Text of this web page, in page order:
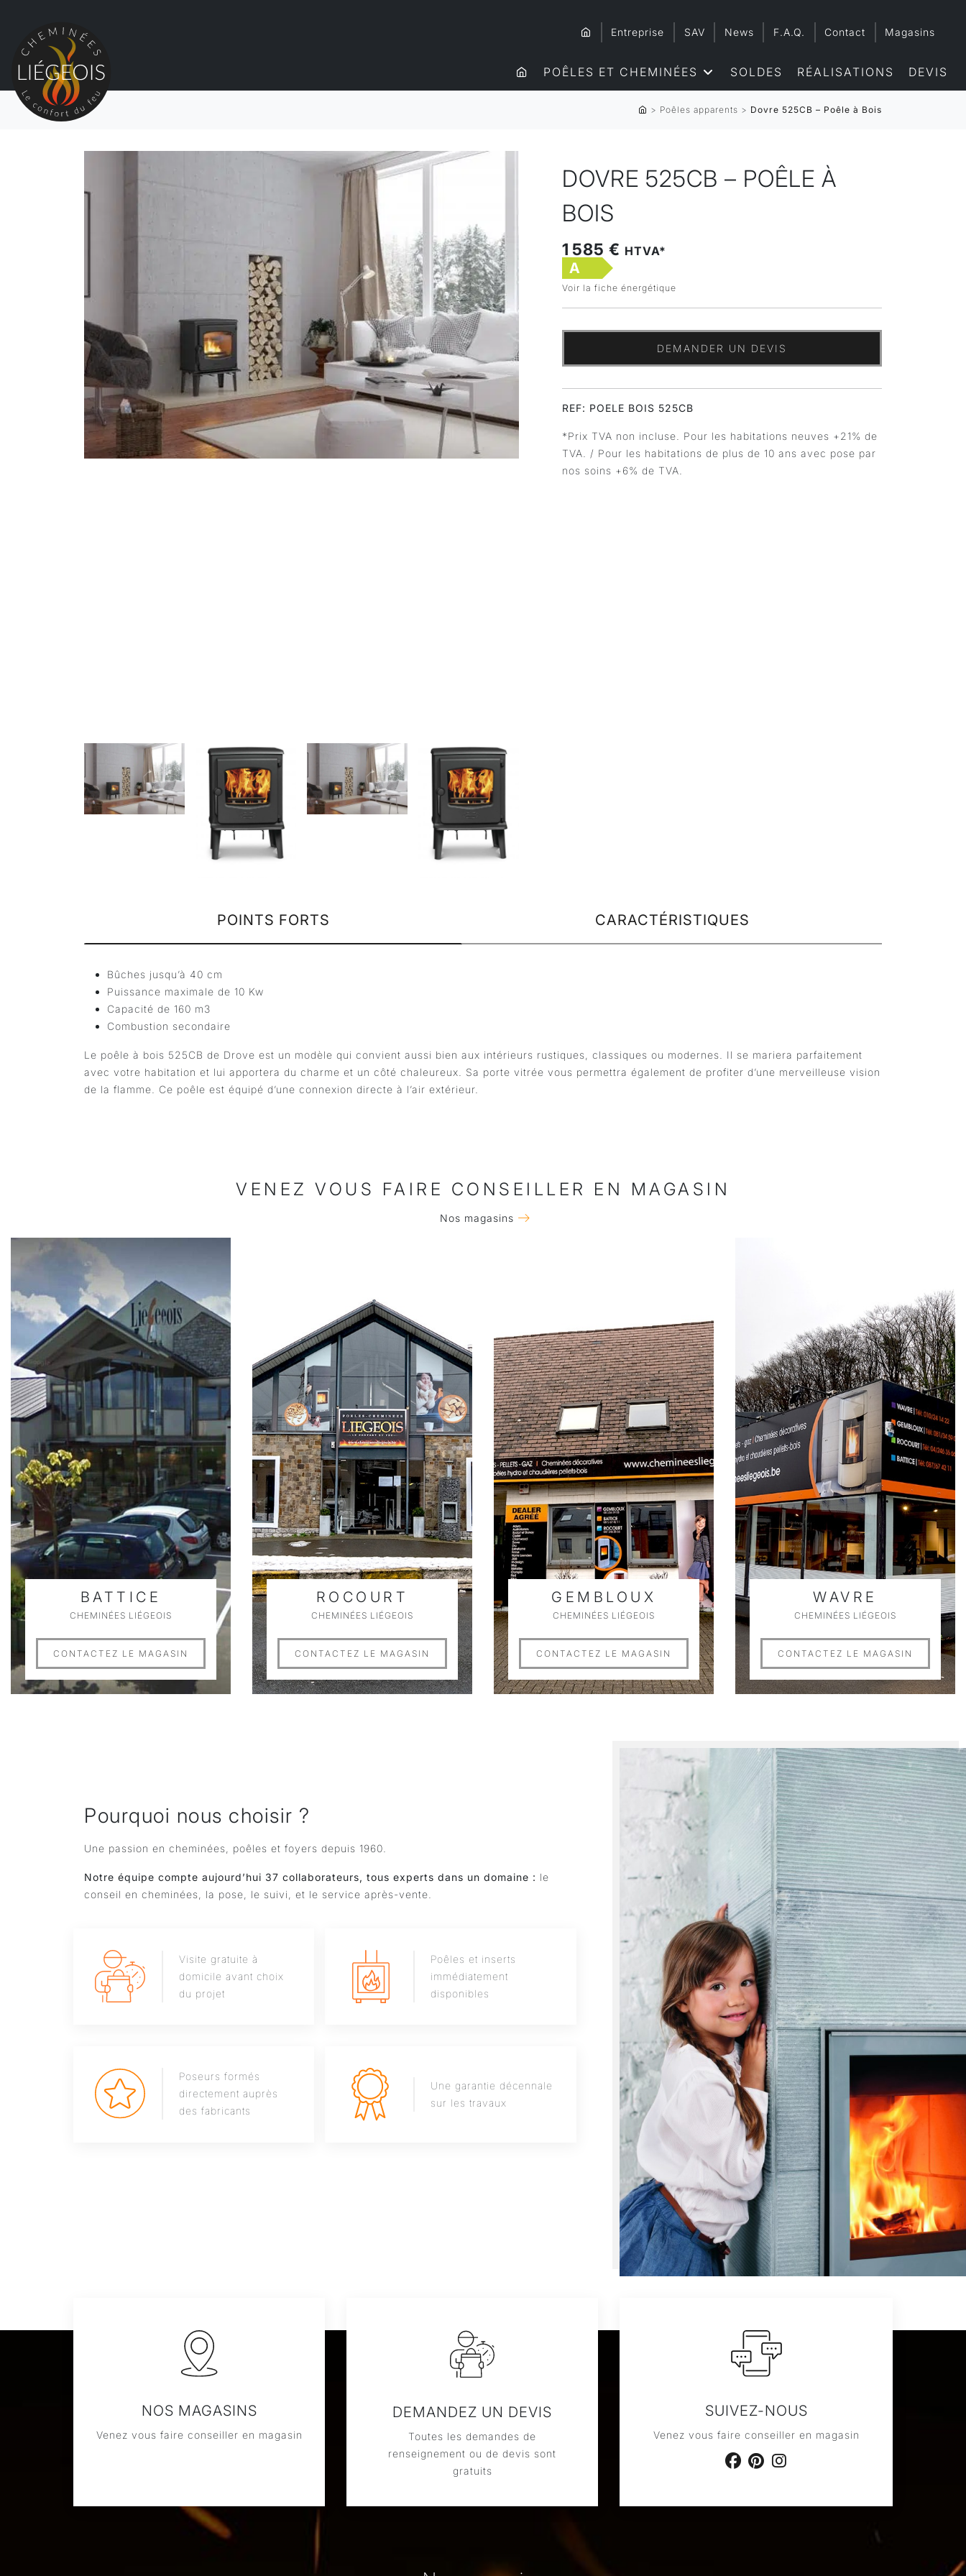
Entreprise SAV News F.A.Q. Contact Magasins
POÊLES ET CHEMINÉES SOLDES RÉALISATIONS DEVIS
> Poêles apparents > Dovre 525CB – Poêle à Bois
DOVRE 525CB – POÊLE À
BOIS
1 585 € HTVA*
A
Voir la fiche énergétique
DEMANDER UN DEVIS
REF: POELE BOIS 525CB
*Prix TVA non incluse. Pour les habitations neuves +21% de
TVA. / Pour les habitations de plus de 10 ans avec pose par
nos soins +6% de TVA.
POINTS FORTS CARACTÉRISTIQUES
Bûches jusqu’à 40 cm
Puissance maximale de 10 Kw
Capacité de 160 m3
Combustion secondaire
Le poêle à bois 525CB de Drove est un modèle qui convient aussi bien aux intérieurs rustiques, classiques ou modernes. Il se mariera parfaitement
avec votre habitation et lui apportera du charme et un côté chaleureux. Sa porte vitrée vous permettra également de profiter d’une merveilleuse vision
de la flamme. Ce poêle est équipé d’une connexion directe à l’air extérieur.
VENEZ VOUS FAIRE CONSEILLER EN MAGASIN
Nos magasins
BATTICE
CHEMINÉES LIÉGEOIS
CONTACTEZ LE MAGASIN
ROCOURT
CHEMINÉES LIÉGEOIS
CONTACTEZ LE MAGASIN
GEMBLOUX
CHEMINÉES LIÉGEOIS
CONTACTEZ LE MAGASIN
WAVRE
CHEMINÉES LIÉGEOIS
CONTACTEZ LE MAGASIN
Pourquoi nous choisir ?
Une passion en cheminées, poêles et foyers depuis 1960.
Notre équipe compte aujourd’hui 37 collaborateurs, tous experts dans un domaine : le
conseil en cheminées, la pose, le suivi, et le service après-vente.
Visite gratuite à
domicile avant choix
du projet
Poêles et inserts
immédiatement
disponibles
Poseurs formés
directement auprès
des fabricants
Une garantie décennale
sur les travaux
NOS MAGASINS
Venez vous faire conseiller en magasin
DEMANDEZ UN DEVIS
Toutes les demandes de
renseignement ou de devis sont
gratuits
SUIVEZ-NOUS
Venez vous faire conseiller en magasin